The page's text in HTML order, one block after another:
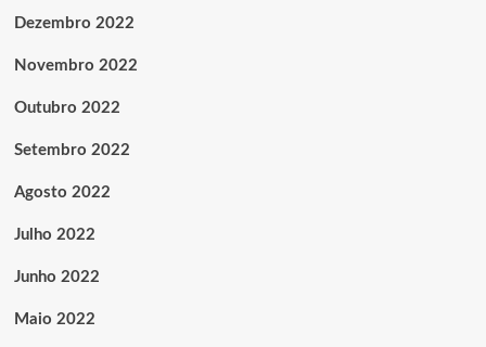
Dezembro 2022
Novembro 2022
Outubro 2022
Setembro 2022
Agosto 2022
Julho 2022
Junho 2022
Maio 2022